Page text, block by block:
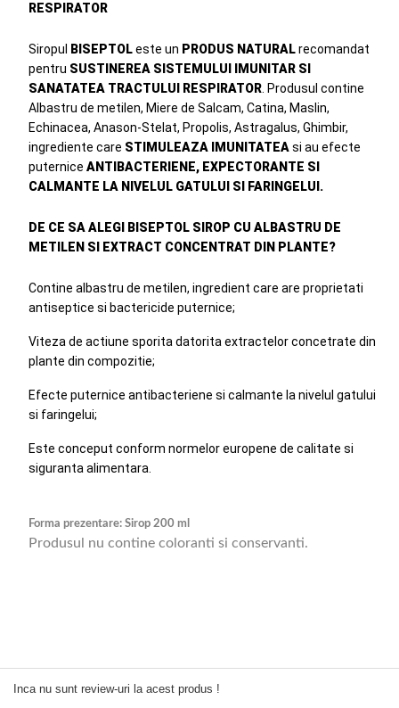
RESPIRATOR
Siropul BISEPTOLeste un PRODUS NATURALrecomandat
pentru SUSTINEREA SISTEMULUI IMUNITAR SI
SANATATEA TRACTULUI RESPIRATOR . Produsul contine
Albastru de metilen, Miere de Salcam, Catina, Maslin,
Echinacea, Anason-Stelat, Propolis, Astragalus, Ghimbir,
ingrediente care STIMULEAZA IMUNITATEA si au efecte
puternice ANTIBACTERIENE, EXPECTORANTE SI
CALMANTE LA NIVELUL GATULUI SI FARINGELUI.
DE CE SA ALEGI BISEPTOL SIROP CU ALBASTRU DE
METILEN SI EXTRACT CONCENTRAT DIN PLANTE?
Contine albastru de metilen, ingredient care are proprietati
antiseptice si bactericide puternice;
Viteza de actiune sporita datorita extractelor concetrate din
plante din compozitie;
Efecte puternice antibacteriene si calmante la nivelul gatului
si faringelui;
Este conceput conform normelor europene de calitate si
siguranta alimentara.
Forma prezentare: Sirop 200 ml
Produsul nu contine coloranti si conservanti.
Inca nu sunt review-uri la acest produs !